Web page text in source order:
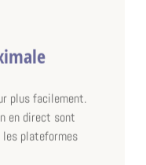
et toilette dans la chambre
plus facilement.
en direct sont
les plateformes